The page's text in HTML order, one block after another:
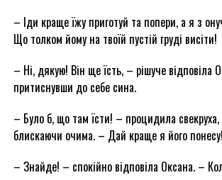
– Іди краще їжу приготуй та попери, а я з
Що толком йому на твоїй пустій груді висіти!
– Ні, дякую! Він ще їсть, – рішуче відповіла
притиснувши до себе сина.
– Було б, що там їсти! – процидила
блискаючи очима. – Дай краще я його понесу!
– Знайде! – спокійно відповіла Оксана. –